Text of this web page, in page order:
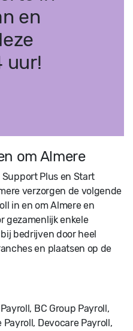
en
uur!
om Almere
Support Plus en Start
verzorgen de volgende
in en om Almere en
gezamenlijk enkele
bedrijven door heel
en plaatsen op de
BC Group Payroll,
Devocare Payroll,